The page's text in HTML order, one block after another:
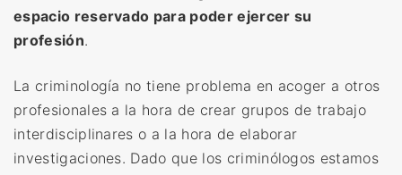
espacio reservado para poder ejercer su
profesión.
La criminología no tiene problema en acoger a otros
profesionales a la hora de crear grupos de trabajo
interdisciplinares o a la hora de elaborar
investigaciones. Dado que los criminólogos estamos